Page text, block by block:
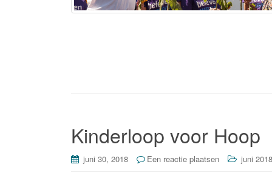
Kinderloop voor Hoop
juni 30, 2018 Een reactie plaatsen juni 2018